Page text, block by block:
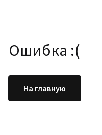
Ошибка :(
На главную